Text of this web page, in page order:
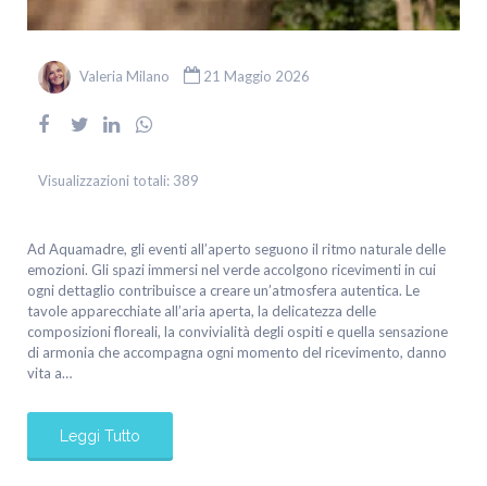
Valeria Milano 21 Maggio 2026
Visualizzazioni totali: 389
Ad Aquamadre, gli eventi all’aperto seguono il ritmo naturale delle
emozioni. Gli spazi immersi nel verde accolgono ricevimenti in cui
ogni dettaglio contribuisce a creare un’atmosfera autentica. Le
tavole apparecchiate all’aria aperta, la delicatezza delle
composizioni floreali, la convivialità degli ospiti e quella sensazione
di armonia che accompagna ogni momento del ricevimento, danno
vita a…
Leggi Tutto